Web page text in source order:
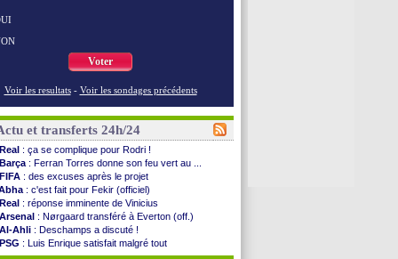
Voter
Voir les resultats - Voir les sondages précédents
et transferts 24h/24
Real : ça se complique pour Rodri !
Barça : Ferran Torres donne son feu vert au ...
FIFA : des excuses après le projet
: c'est fait pour Fekir (officiel)
Real : réponse imminente de Vinicius
Arsenal : Nørgaard transféré à Everton (off.)
Al-Ahli : Deschamps a discuté !
PSG : Luis Enrique satisfait malgré tout
: Pogba pointé du doigt